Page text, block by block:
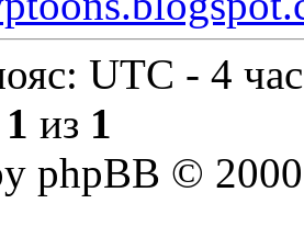
UTC - 4
1 из 1
phpBB ©